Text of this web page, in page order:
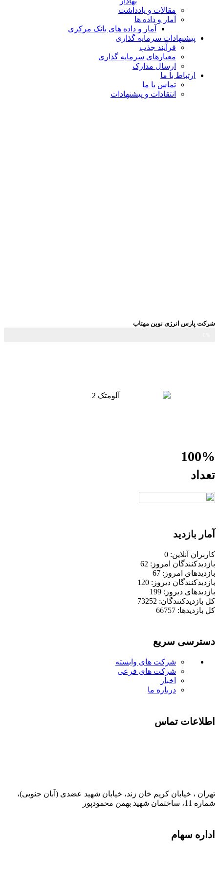
مقالات و یادداشت
آمار و داده ها
آمار و داده های بانک مرکزی
پیشنهادات سرمایه گذاری
فرآیند جذب
معیارهای سرمایه گذاری
ارسال مدارک
ارتباط با ما
تماس با ما
انتقادات و پیشنهادات
شرکت پارس انرژی نوین مهتاب
100%
تعداد
آمار بازدید
کاربران آنلاین: 0
بازدیدکنندگان امروز: 62
بازدیدهای امروز: 67
بازدیدکنندگان دیروز: 120
بازدیدهای دیروز: 199
کل بازدیدکنند‌گان: 73252
کل بازدیدها: 66757
دسترسی سریع
شرکت های وابسته
شرکت های فرعی
اخبار
درباره ما
اطلاعات تماس
تهران ، خیابان کریم خان زند، خیابان شهید عضدی (آبان جنوبی)،
شماره 11، ساختمان شهید بهمن محمودپور
اداره سهام